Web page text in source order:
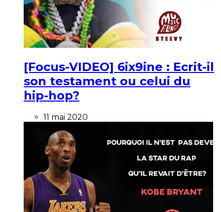
[Focus-VIDEO] 6ix9ine : Ecrit-il
son testament ou celui du
hip-hop?
11 mai 2020